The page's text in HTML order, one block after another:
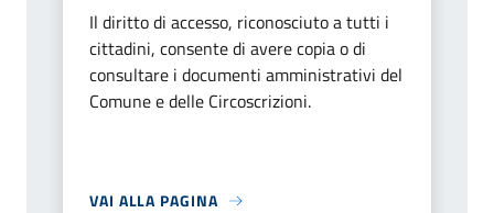
Il diritto di accesso, riconosciuto a tutti i
cittadini, consente di avere copia o di
consultare i documenti amministrativi del
Comune e delle Circoscrizioni.
VAI ALLA PAGINA